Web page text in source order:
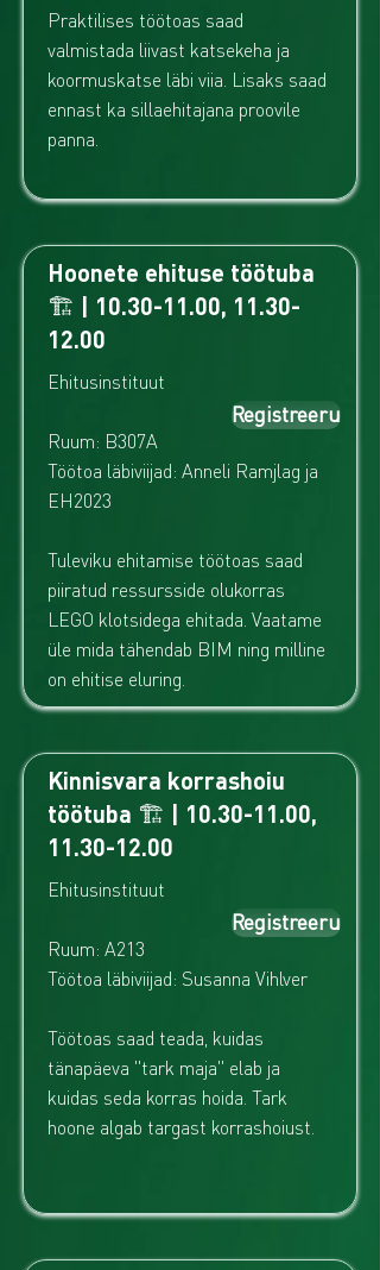
Praktilises töötoas saad
valmistada liivast katsekeha ja
koormuskatse läbi viia. Lisaks saad
ennast ka sillaehitajana proovile
panna.
Hoonete ehituse töötuba
🏗️ | 10.30-11.00, 11.30-
12.00
Ehitusinstituut
Ruum: B307A
Töötoa läbiviijad: Anneli Ramjlag ja
EH2023
Tuleviku ehitamise töötoas saad
piiratud ressursside olukorras
LEGO klotsidega ehitada. Vaatame
üle mida tähendab BIM ning milline
on ehitise eluring.
Registreeru
Kinnisvara korrashoiu
töötuba 🏗️ | 10.30-11.00,
11.30-12.00
Ehitusinstituut
Ruum: A213
Töötoa läbiviijad: Susanna Vihlver
Töötoas saad teada, kuidas
tänapäeva "tark maja" elab ja
kuidas seda korras hoida. Tark
hoone algab targast korrashoiust.
Registreeru